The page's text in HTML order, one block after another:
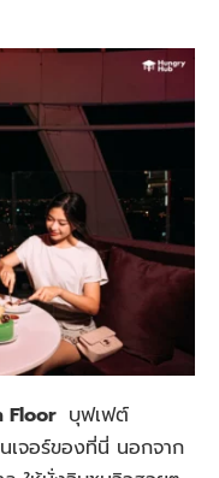
Floor บุฟเฟต์
เจอร์ของที่นี่ นอกจาก